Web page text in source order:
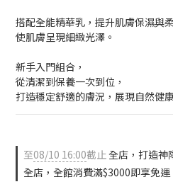
搭配全能精華乳，提升肌膚保濕與
使肌膚呈現細緻光澤。
新手入門組合，
從清潔到保養一次到位，
打造穩定舒適的膚況，展現自然健
至08/10 16:00截止全店，打造神
全店，全館消費滿$3000即享免運